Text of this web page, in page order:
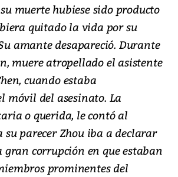
muerte hubiese sido producto
quitado la vida por su
amante desapareció. Durante
muere atropellado el asistente
cuando estaba
móvil del asesinato. La
o querida, le contó al
su parecer Zhou iba a declarar
gran corrupción en que estaban
prominentes del